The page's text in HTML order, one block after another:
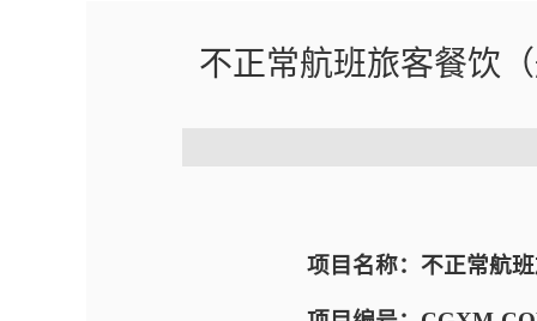
不正常航班旅客餐饮
项目名称：不正常航